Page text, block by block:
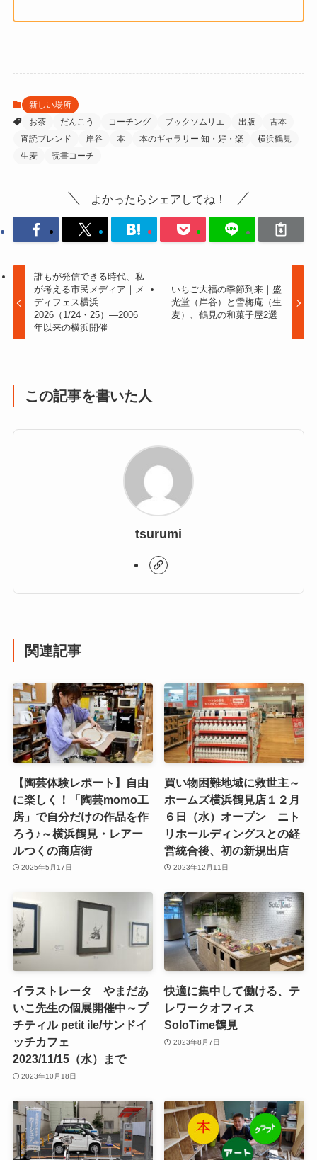
新しい場所
お茶
だんこう コーチング ブックソムリエ 出版
古本
宵読ブレンド
岸谷 本 本のギャラリー 知・好・楽
横浜鶴見
生麦
読書コーチ
よかったらシェアしてね！
誰もが発信できる時代、私
が考える市民メディア｜メ
ディフェス横浜
2026（1/24・25）―2006
年以来の横浜開催
いちご大福の季節到来｜盛
光堂（岸谷）と雪梅庵（生
麦）、鶴見の和菓子屋2選
この記事を書いた人
tsurumi
関連記事
【陶芸体験レポート】自由
に楽しく！「陶芸momo工
房」で自分だけの作品を作
ろう♪～横浜鶴見・レアー
ルつくの商店街
2025年5月17日
買い物困難地域に救世主～
ホームズ横浜鶴見店１２月
６日（水）オープン ニト
リホールディングスとの経
営統合後、初の新規出店
2023年12月11日
イラストレータ やまだあ
いこ先生の個展開催中～プ
チティル petit ile/サンドイ
ッチカフェ
2023/11/15（水）まで
2023年10月18日
快適に集中して働ける、テ
レワークオフィス
SoloTime鶴見
2023年8月7日